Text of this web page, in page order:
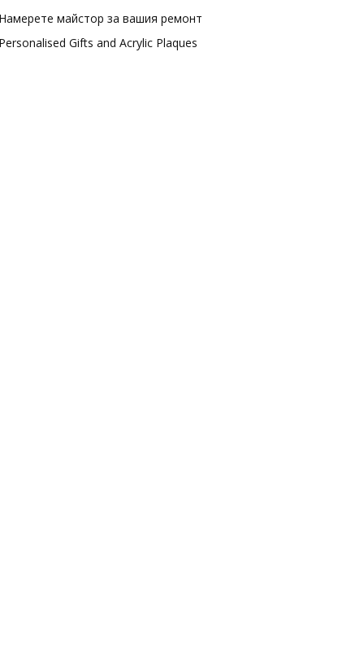
Намерете майстор за вашия ремонт
Personalised Gifts and Acrylic Plaques